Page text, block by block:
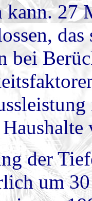
kann. 27
bei
der
um